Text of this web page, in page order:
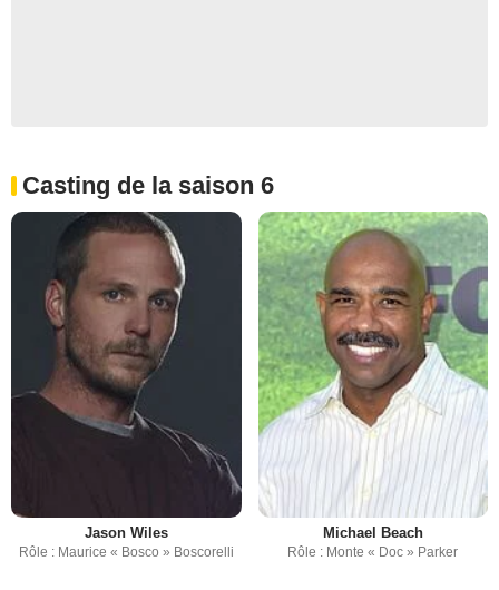
Casting de la saison 6
Jason Wiles
Rôle : Maurice « Bosco » Boscorelli
Michael Beach
Rôle : Monte « Doc » Parker